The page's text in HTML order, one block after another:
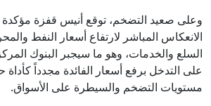
وعلى صعيد التضخم، توقع أنيس قفزة مؤكدة
الانعكاس المباشر لارتفاع أسعار النفط
السلع والخدمات، وهو ما سيجبر البنوك
على التدخل برفع أسعار الفائدة مجدداً كأداة
مستويات التضخم والسيطرة على الأسواق.